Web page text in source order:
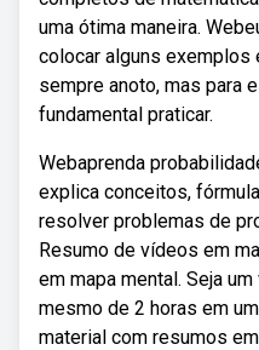
uma ótima maneira.
colocar alguns exemplos
sempre anoto, mas para
fundamental praticar.
Webaprenda
explica conceitos,
resolver problemas de
Resumo de vídeos em
em mapa mental. Seja
mesmo de 2 horas em
material com resumos